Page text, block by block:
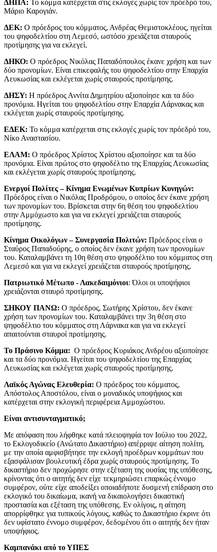
ΔΗΠΑ: Το κόμμα κατέρχεται στις εκλογές χωρίς τον πρόεδρό του,
Μάριο Καρογιάν.
ΔΕΚ: Ο πρόεδρος του κόμματος, Ανδρέας Θεμιστοκλέους, ηγείται
του ψηφοδελτίου στη Λεμεσό, ωστόσο χρειάζεται σταυρούς
προτίμησης για να εκλεγεί.
ΔΗΚΟ: Ο πρόεδρος Νικόλας Παπαδόπουλος έκανε χρήση και των
δύο προνομίων. Είναι επικεφαλής του ψηφοδελτίου στην Επαρχία
Λευκωσίας και εκλέγεται χωρίς σταυρούς προτίμησης.
ΔΗΣΥ: Η πρόεδρος Αννίτα Δημητρίου αξιοποίησε και τα δύο
προνόμια. Ηγείται του ψηφοδελτίου στην Επαρχία Λάρνακας και
εκλέγεται χωρίς σταυρούς προτίμησης.
ΕΔΕΚ: Το κόμμα κατέρχεται στις εκλογές χωρίς τον πρόεδρό του,
Νίκο Αναστασίου.
ΕΛΑΜ: Ο πρόεδρος Χρίστος Χρίστου αξιοποίησε και τα δύο
προνόμια. Είναι πρώτος στο ψηφοδέλτιο της Επαρχίας Λευκωσίας
και εκλέγεται χωρίς σταυρούς προτίμησης.
Ενεργοί Πολίτες – Κίνημα Ενωμένων Κυπρίων Κυνηγών:
Πρόεδρος είναι ο Νικόλας Προδρόμου, ο οποίος δεν έκανε χρήση
των προνομίων του. Βρίσκεται στην 6η θέση του ψηφοδελτίου
στην Αμμόχωστο και για να εκλεγεί χρειάζεται σταυρούς
προτίμησης.
Κίνημα Οικολόγων – Συνεργασία Πολιτών: Πρόεδρος είναι ο
Σταύρος Παπαδούρης, ο οποίος δεν έκανε χρήση των προνομίων
του. Καταλαμβάνει τη 10η θέση στο ψηφοδέλτιο του κόμματος στη
Λεμεσό και για να εκλεγεί χρειάζεται σταυρούς προτίμησης.
Πατριωτικό Μέτωπο - Λακεδαιμόνιοι: Όλοι οι υποψήφιοι
χρειάζονται σταυρό προτίμησης.
ΣΗΚΟΥ ΠΑΝΩ: Ο πρόεδρος, Σωτήρης Χρίστου, δεν έκανε
χρήση των προνομίων του. Καταλαμβάνει την 3η θέση στο
ψηφοδέλτιο του κόμματος στη Λάρνακα και για να εκλεγεί
απαιτούνται σταυροί προτίμησης.
Το Πράσινο Κόμμα: Ο πρόεδρος Κυριάκος Ανδρέου αξιοποίησε
και τα δύο προνόμια. Ηγείται του ψηφοδελτίου της Επαρχίας
Λευκωσίας και εκλέγεται χωρίς σταυρούς προτίμησης.
Λαϊκός Αγώνας Ελευθερία: Ο πρόεδρος του κόμματος,
Απόστολος Αποστόλου, είναι ο μοναδικός υποψήφιος και
κατέρχεται στην εκλογική περιφέρεια Αμμοχώστου.
Είναι αντισυνταγματικό;
Με απόφαση που λήφθηκε κατά πλειοψηφία τον Ιούλιο του 2022,
το Εκλογοδικείο (Ανώτατο Δικαστήριο) απέρριψε αίτηση πολίτη,
με την οποία αμφισβήτησε την εκλογή προέδρων κομμάτων που
εξασφάλισαν βουλευτική έδρα χωρίς σταυρούς προτίμησης. Το
δικαστήριο δεν προχώρησε στην εξέταση της ουσίας της υπόθεσης,
κρίνοντας ότι ο αιτητής δεν είχε τεκμηριώσει επαρκώς έννομο
συμφέρον, ούτε είχε αποδείξει οποιαδήποτε δυσμενή επίδραση στο
εκλογικό του δικαίωμα, ικανή να δικαιολογήσει δικαστική
προστασία και εξέταση της υπόθεσης. Εν ολίγοις, η αίτηση
απορρίφθηκε για τυπικούς λόγους, καθώς το Δικαστήριο έκρινε ότι
δεν υφίστατο έννομο συμφέρον, δεδομένου ότι ο αιτητής δεν ήταν
υποψήφιος.
Καμπανάκι από το ΥΠΕΣ